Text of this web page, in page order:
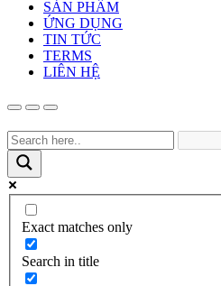
SẢN PHẨM
ỨNG DỤNG
TIN TỨC
TERMS
LIÊN HỆ
Exact matches only
Search in title